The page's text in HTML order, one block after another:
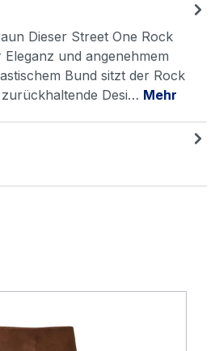
Dieser Street One Rock
und angenehmem
Bund sitzt der Rock
Desi… Mehr